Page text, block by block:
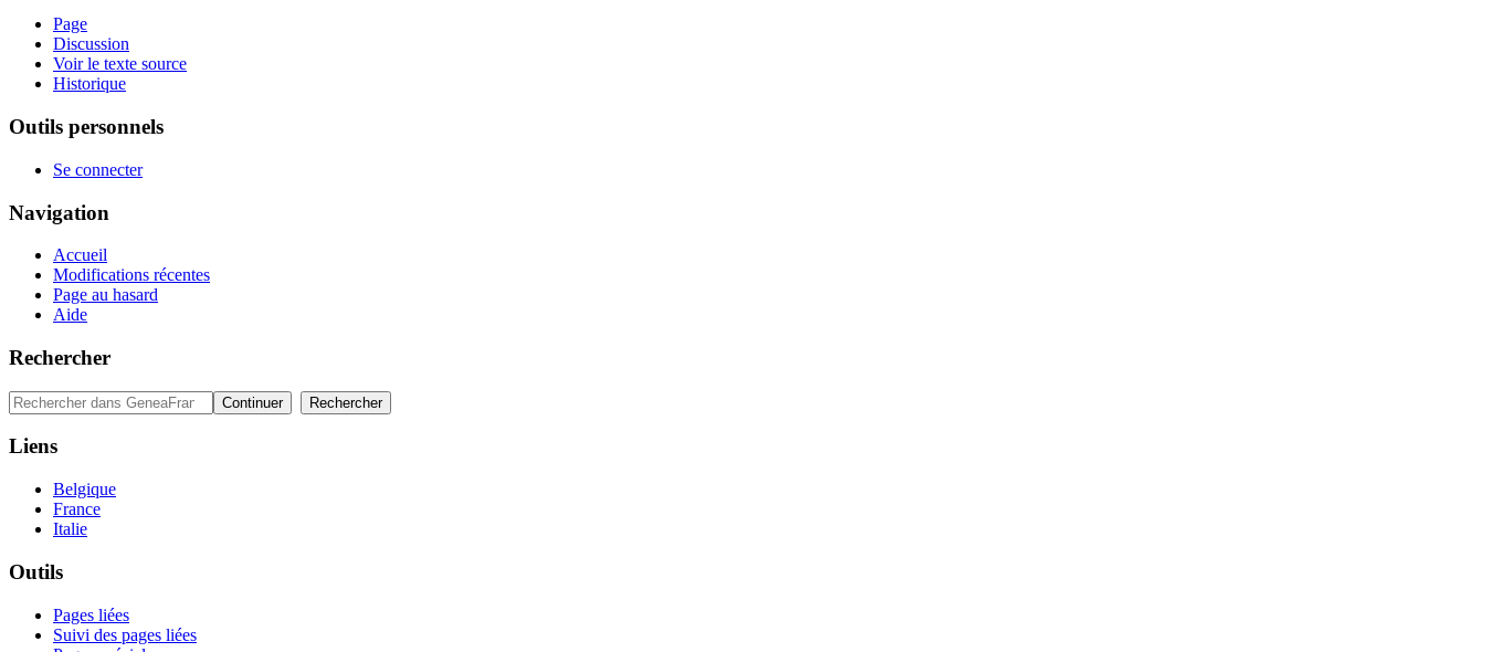
Page
Discussion
Voir le texte source
Historique
Outils personnels
Se connecter
Navigation
Accueil
Modifications récentes
Page au hasard
Aide
Rechercher
Liens
Belgique
France
Italie
Outils
Pages liées
Suivi des pages liées